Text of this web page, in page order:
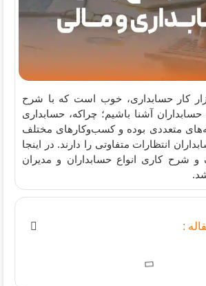
کار حسابداری، خوب است که با شرح
آشنا باشیم؛ چراکه، حسابداری
متعددی بوده و کسب‌و‌کارهای مختلف
انتظارات متفاوتی را دارند. در اینجا
و شرح کاری انواع حسابداران و مدیران
: